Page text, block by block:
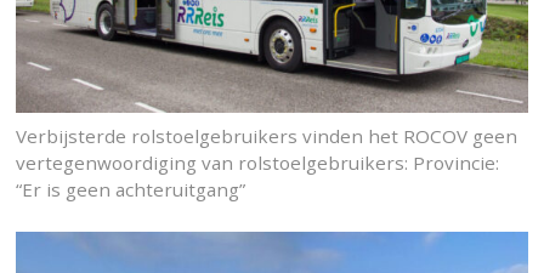
Verbijsterde rolstoelgebruikers vinden het ROCOV geen
vertegenwoordiging van rolstoelgebruikers: Provincie:
“Er is geen achteruitgang”